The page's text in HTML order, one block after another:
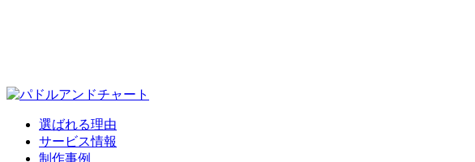
選ばれる理由
サービス情報
制作事例